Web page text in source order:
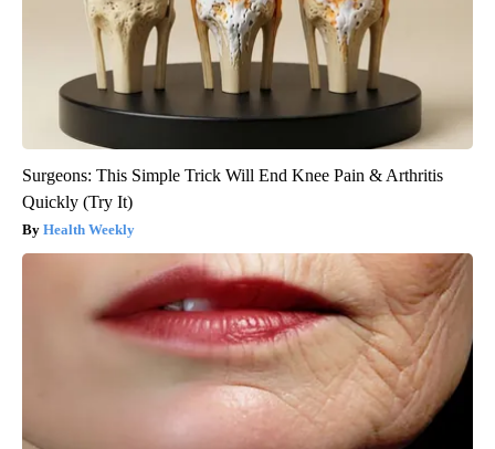
Surgeons: This Simple Trick Will End Knee Pain & Arthritis
Quickly (Try It)
Health Weekly